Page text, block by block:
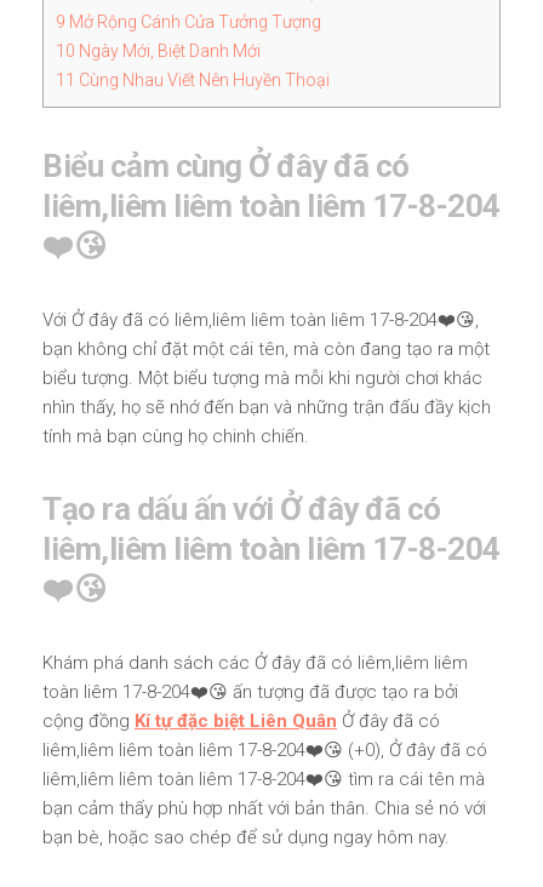
9 Mở Rộng Cánh Cửa Tưởng Tượng
10 Ngày Mới, Biệt Danh Mới
11 Cùng Nhau Viết Nên Huyền Thoại
Biểu cảm cùng Ở đây đã có
liêm,liêm liêm toàn liêm 17-8-204
❤️😘
Với Ở đây đã có liêm,liêm liêm toàn liêm 17-8-204❤️😘,
bạn không chỉ đặt một cái tên, mà còn đang tạo ra một
biểu tượng. Một biểu tượng mà mỗi khi người chơi khác
nhìn thấy, họ sẽ nhớ đến bạn và những trận đấu đầy kịch
tính mà bạn cùng họ chinh chiến.
Tạo ra dấu ấn với Ở đây đã có
liêm,liêm liêm toàn liêm 17-8-204
❤️😘
Khám phá danh sách các Ở đây đã có liêm,liêm liêm
toàn liêm 17-8-204❤️😘 ấn tượng đã được tạo ra bởi
cộng đồng Kí tự đặc biệt Liên Quân Ở đây đã có
liêm,liêm liêm toàn liêm 17-8-204❤️😘 (+0), Ở đây đã có
liêm,liêm liêm toàn liêm 17-8-204❤️😘 tìm ra cái tên mà
bạn cảm thấy phù hợp nhất với bản thân. Chia sẻ nó với
bạn bè, hoặc sao chép để sử dụng ngay hôm nay.